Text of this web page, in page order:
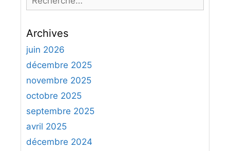
e
h
e
r
h
e
r
:
Archives
juin 2026
décembre 2025
novembre 2025
octobre 2025
septembre 2025
avril 2025
décembre 2024